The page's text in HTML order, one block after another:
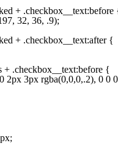
+ .checkbox__text:before
32, 36, .9);
+ .checkbox__text:after {
+ .checkbox__text:before {
2px 3px rgba(0,0,0,.2), 0 0